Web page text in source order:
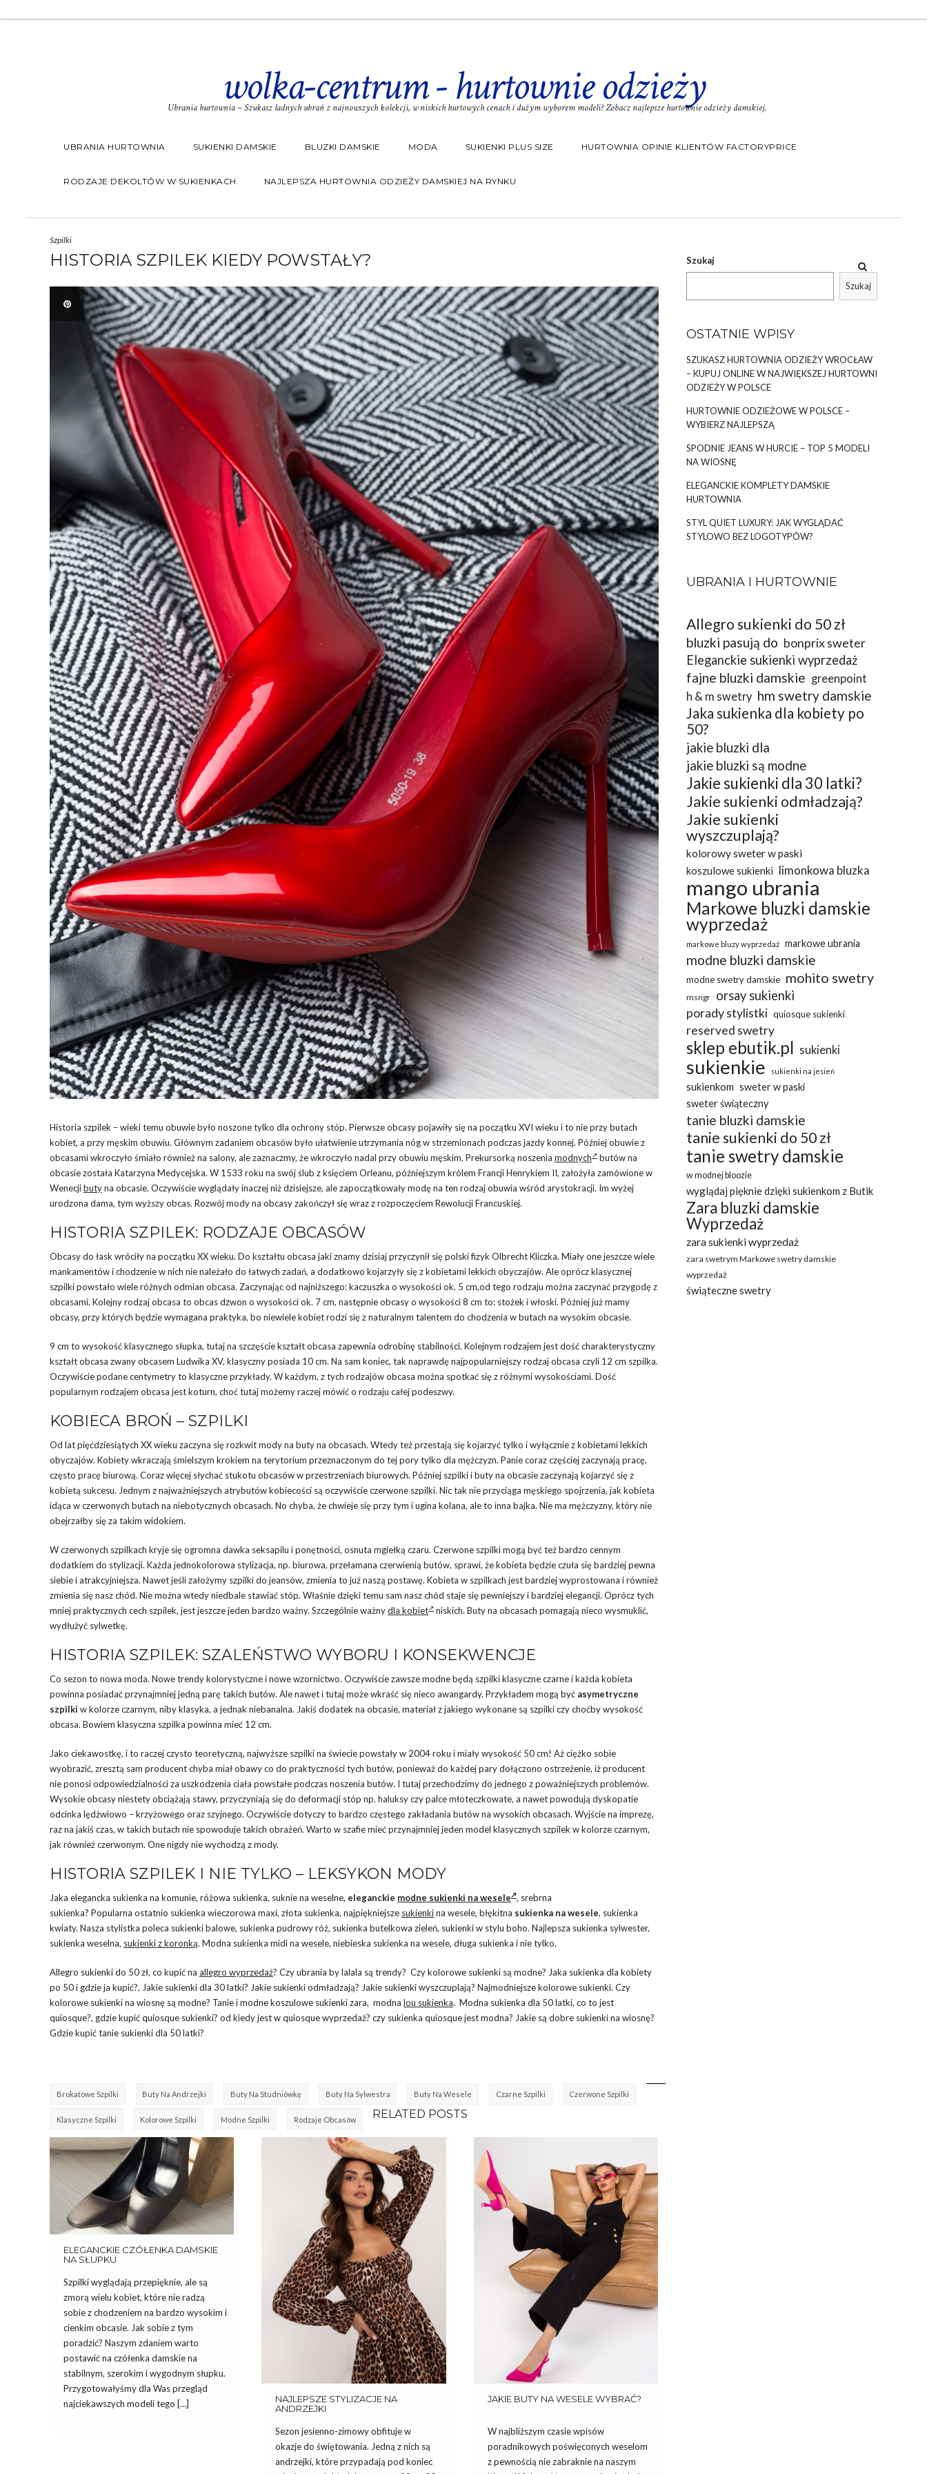
wolka-centrum - hurtownie odzieży
Ubrania hurtownia – Szukasz ładnych ubrań z najnowszych kolekcji, w niskich hurtowych cenach i dużym wyborem modeli? Zobacz najlepsze hurtownie odzieży damskiej.
UBRANIA HURTOWNIA SUKIENKI DAMSKIE BLUZKI DAMSKIE MODA SUKIENKI PLUS SIZE HURTOWNIA OPINIE KLIENTÓW FACTORYPRICE
RODZAJE DEKOLTÓW W SUKIENKACH NAJLEPSZA HURTOWNIA ODZIEŻY DAMSKIEJ NA RYNKU
Szpilki
HISTORIA SZPILEK KIEDY POWSTAŁY?
Historia szpilek – wieki temu obuwie było noszone tylko dla ochrony stóp. Pierwsze obcasy pojawiły się na początku XVI wieku i to nie przy butach
kobiet, a przy męskim obuwiu. Głównym zadaniem obcasów było ułatwienie utrzymania nóg w strzemionach podczas jazdy konnej. Później obuwie z
obcasami wkroczyło śmiało również na salony, ale zaznaczmy, że wkroczyło nadal przy obuwiu męskim. Prekursorką noszenia modnych
butów na
obcasie została Katarzyna Medycejska. W 1533 roku na swój ślub z księciem Orleanu, późniejszym królem Francji Henrykiem II, założyła zamówione w
Wenecjibutyna obcasie. Oczywiście wyglądały inaczej niż dzisiejsze, ale zapoczątkowały modę na ten rodzaj obuwia wśród arystokracji. Im wyżej
urodzona dama, tym wyższy obcas. Rozwój mody na obcasy zakończył się wraz z rozpoczęciem Rewolucji Francuskiej.
HISTORIA SZPILEK: RODZAJE OBCASÓW
Obcasy do łask wróciły na początku XX wieku. Do kształtu obcasa jaki znamy dzisiaj przyczynił się polski fizyk Olbrecht Kliczka. Miały one jeszcze wiele
mankamentów i chodzenie w nich nie należało do łatwych zadań, a dodatkowo kojarzyły się z kobietami lekkich obyczajów. Ale oprócz klasycznej
szpilki powstało wiele różnych odmian obcasa. Zaczynając od najniższego: kaczuszka o wysokości ok. 5 cm,od tego rodzaju można zaczynać przygodę z
obcasami. Kolejny rodzaj obcasa to obcas dzwon o wysokości ok. 7 cm, następnie obcasy o wysokości 8 cm to: stożek i włoski. Później już mamy
obcasy, przy których będzie wymagana praktyka, bo niewiele kobiet rodzi się z naturalnym talentem do chodzenia w butach na wysokim obcasie.
9 cm to wysokość klasycznego słupka, tutaj na szczęście kształt obcasa zapewnia odrobinę stabilności. Kolejnym rodzajem jest dość charakterystyczny
kształt obcasa zwany obcasem Ludwika XV, klasyczny posiada 10 cm. Na sam koniec, tak naprawdę najpopularniejszy rodzaj obcasa czyli 12 cm szpilka.
Oczywiście podane centymetry to klasyczne przykłady. W każdym, z tych rodzajów obcasa można spotkać się z różnymi wysokościami. Dość
popularnym rodzajem obcasa jest koturn, choć tutaj możemy raczej mówić o rodzaju całej podeszwy.
KOBIECA BROŃ – SZPILKI
Od lat pięćdziesiątych XX wieku zaczyna się rozkwit mody na buty na obcasach. Wtedy też przestają się kojarzyć tylko i wyłącznie z kobietami lekkich
obyczajów. Kobiety wkraczają śmielszym krokiem na terytorium przeznaczonym do tej pory tylko dla mężczyzn. Panie coraz częściej zaczynają pracę,
często pracę biurową. Coraz więcej słychać stukotu obcasów w przestrzeniach biurowych. Później szpilki i buty na obcasie zaczynają kojarzyć się z
kobietą sukcesu. Jednym z najważniejszych atrybutów kobiecości są oczywiście czerwone szpilki. Nic tak nie przyciąga męskiego spojrzenia, jak kobieta
idąca w czerwonych butach na niebotycznych obcasach. No chyba, że chwieje się przy tym i ugina kolana, ale to inna bajka. Nie ma mężczyzny, który nie
obejrzałby się za takim widokiem.
W czerwonych szpilkach kryje się ogromna dawka seksapilu i ponętności, osnuta mgiełką czaru. Czerwone szpilki mogą być też bardzo cennym
dodatkiem do stylizacji. Każda jednokolorowa stylizacja, np. biurowa, przełamana czerwienią butów, sprawi, że kobieta będzie czuła się bardziej pewna
siebie i atrakcyjniejsza. Nawet jeśli założymy szpilki do jeansów, zmienia to już naszą postawę. Kobieta w szpilkach jest bardziej wyprostowana i również
zmienia się nasz chód. Nie można wtedy niedbale stawiać stóp. Właśnie dzięki temu sam nasz chód staje się pewniejszy i bardziej elegancji. Oprócz tych
mniej praktycznych cech szpilek, jest jeszcze jeden bardzo ważny. Szczególnie ważnydla kobiet
niskich. Buty na obcasach pomagają nieco wysmuklić,
wydłużyć sylwetkę.
HISTORIA SZPILEK: SZALEŃSTWO WYBORU I KONSEKWENCJE
Co sezon to nowa moda. Nowe trendy kolorystyczne i nowe wzornictwo. Oczywiście zawsze modne będą szpilki klasyczne czarne i każda kobieta
powinna posiadać przynajmniej jedną parę takich butów. Ale nawet i tutaj może wkraść się nieco awangardy. Przykładem mogą być asymetryczne
szpilki w kolorze czarnym, niby klasyka, a jednak niebanalna. Jakiś dodatek na obcasie, materiał z jakiego wykonane są szpilki czy choćby wysokość
obcasa. Bowiem klasyczna szpilka powinna mieć 12 cm.
Jako ciekawostkę, i to raczej czysto teoretyczną, najwyższe szpilki na świecie powstały w 2004 roku i miały wysokość 50 cm! Aż ciężko sobie
wyobrazić, zresztą sam producent chyba miał obawy co do praktyczności tych butów, ponieważ do każdej pary dołączono ostrzeżenie, iż producent
nie ponosi odpowiedzialności za uszkodzenia ciała powstałe podczas noszenia butów. I tutaj przechodzimy do jednego z poważniejszych problemów.
Wysokie obcasy niestety obciążają stawy, przyczyniają się do deformacji stóp np. haluksy czy palce młoteczkowate, a nawet powodują dyskopatie
odcinka lędźwiowo – krzyżowego oraz szyjnego. Oczywiście dotyczy to bardzo częstego zakładania butów na wysokich obcasach. Wyjście na imprezę,
raz na jakiś czas, w takich butach nie spowoduje takich obrażeń. Warto w szafie mieć przynajmniej jeden model klasycznych szpilek w kolorze czarnym,
jak również czerwonym. One nigdy nie wychodzą z mody.
HISTORIA SZPILEK I NIE TYLKO – LEKSYKON MODY
Jaka elegancka sukienka na komunie, różowa sukienka, suknie na weselne, eleganckie modne sukienki na wesele , srebrna
sukienka? Popularna ostatnio sukienka wieczorowa maxi, złota sukienka, najpiękniejsze sukienkina wesele, błękitna sukienka na wesele, sukienka
kwiaty. Nasza stylistka poleca sukienki balowe, sukienka pudrowy róż, sukienka butelkowa zieleń, sukienki w stylu boho. Najlepsza sukienka sylwester,
sukienka weselna, sukienki z koronką. Modna sukienka midi na wesele, niebieska sukienka na wesele, długa sukienka i nie tylko.
Allegro sukienki do 50 zł, co kupić na allegro wyprzedaż? Czy ubrania by lalala są trendy? Czy kolorowe sukienki są modne? Jaka sukienka dla kobiety
po 50 i gdzie ja kupić?, Jakie sukienki dla 30 latki? Jakie sukienki odmładzają? Jakie sukienki wyszczuplają? Najmodniejsze kolorowe sukienki. Czy
kolorowe sukienki na wiosnę są modne? Tanie i modne koszulowe sukienki zara, modna lou sukienka. Modna sukienka dla 50 latki, co to jest
quiosque?, gdzie kupić quiosque sukienki? od kiedy jest w quiosque wyprzedaż? czy sukienka quiosque jest modna? Jakie są dobre sukienki na wiosnę?
Gdzie kupić tanie sukienki dla 50 latki?
Brokatowe Szpilki Buty Na Andrzejki Buty Na Studniówkę Buty Na Sylwestra Buty Na Wesele Czarne Szpilki Czerwone Szpilki
Klasyczne Szpilki Kolorowe Szpilki Modne Szpilki Rodzaje Obcasów RELATED POSTS
ELEGANCKIE CZÓŁENKA DAMSKIE
NA SŁUPKU
Szpilki wyglądają przepięknie, ale są
zmorą wielu kobiet, które nie radzą
sobie z chodzeniem na bardzo wysokim i
cienkim obcasie. Jak sobie z tym
poradzić? Naszym zdaniem warto
postawić na czółenka damskie na
stabilnym, szerokim i wygodnym słupku.
Przygotowałyśmy dla Was przegląd
najciekawszych modeli tego […]
NAJLEPSZE STYLIZACJE NA
ANDRZEJKI
Sezon jesienno-zimowy obfituje w
okazje do świętowania. Jedną z nich są
andrzejki, które przypadają pod koniec
JAKIE BUTY NA WESELE WYBRAĆ?
W najbliższym czasie wpisów
poradnikowych poświęconych weselom
z pewnością nie zabraknie na naszym
Szukaj
Szukaj
OSTATNIE WPISY
SZUKASZ HURTOWNIA ODZIEŻY WROCŁAW
– KUPUJ ONLINE W NAJWIĘKSZEJ HURTOWNI
ODZIEŻY W POLSCE
HURTOWNIE ODZIEŻOWE W POLSCE –
WYBIERZ NAJLEPSZĄ
SPODNIE JEANS W HURCIE – TOP 5 MODELI
NA WIOSNĘ
ELEGANCKIE KOMPLETY DAMSKIE
HURTOWNIA
STYL QUIET LUXURY: JAK WYGLĄDAĆ
STYLOWO BEZ LOGOTYPÓW?
UBRANIA I HURTOWNIE
Allegro sukienki do 50 zł
bluzki pasują do bonprix sweter
Eleganckie sukienki wyprzedaż
fajne bluzki damskie greenpoint
h & m swetry hm swetry damskie
Jaka sukienka dla kobiety po
50?
jakie bluzki dla
jakie bluzki są modne
Jakie sukienki dla 30 latki?
Jakie sukienki odmładzają?
Jakie sukienki
wyszczuplają?
kolorowy sweter w paski
koszulowe sukienki limonkowa bluzka
mango ubrania
Markowe bluzki damskie
wyprzedaż
markowe bluzy wyprzedaż markowe ubrania
modne bluzki damskie
modne swetry damskie mohito swetry
msngr
orsay sukienki
porady stylistki quiosque sukienki
reserved swetry
sklep ebutik.pl sukienki
sukienkie sukienki na jesień
sukienkom sweter w paski
sweter świąteczny
tanie bluzki damskie
tanie sukienki do 50 zł
tanie swetry damskie
w modnej bloozie
wyglądaj pięknie dzięki sukienkom z Butik
Zara bluzki damskie
Wyprzedaż
zara sukienki wyprzedaż
zara swetrym Markowe swetry damskie
wyprzedaż
świąteczne swetry